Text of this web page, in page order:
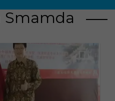
Smamda